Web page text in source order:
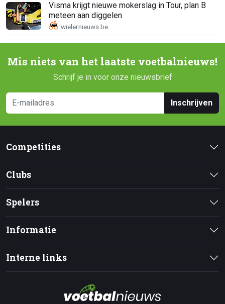
Visma krijgt nieuwe mokerslag in Tour, plan B
meteen aan diggelen
Mis niets van het laatste voetbalnieuws!
Schrijf je in voor onze nieuwsbrief
Inschrijven
Competities
Clubs
Spelers
Informatie
Interne links